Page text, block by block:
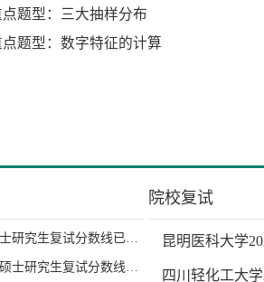
题型：三大抽样分布
题型：数字特征的计算
昆明医科大学2026年硕士研究生复试分数线已公布
四川轻化工大学2026年硕士研究生复试分数线已公布
院校复试
昆明医科大学
四川轻化工大